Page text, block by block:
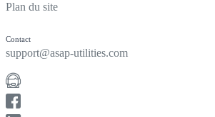
Plan du site
Contact
support@asap-utilities.com